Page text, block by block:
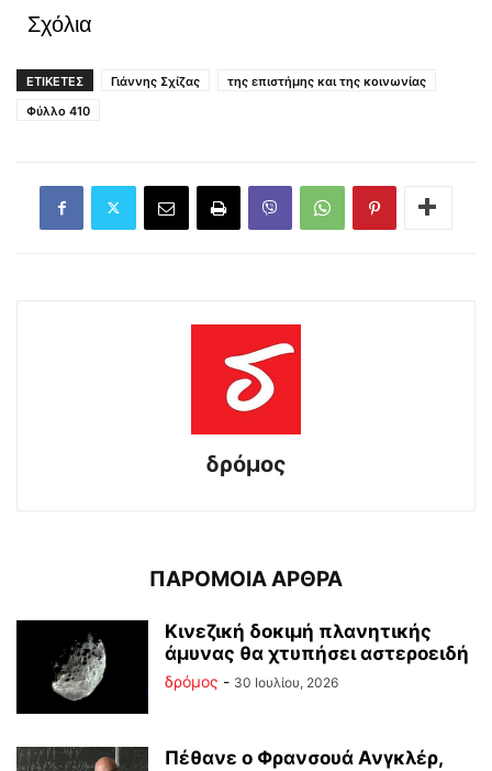
Σχόλια
ΕΤΙΚΕΤΕΣ Γιάννης Σχίζας
της επιστήμης και της κοινωνίας
Φύλλο 410
δρόμος
ΠΑΡΟΜΟΙΑ ΑΡΘΡΑ
Κινεζική δοκιμή πλανητικής
άμυνας θα χτυπήσει αστεροειδή
δρόμος - 30 Ιουλίου, 2026
Πέθανε ο Φρανσουά Ανγκλέρ,